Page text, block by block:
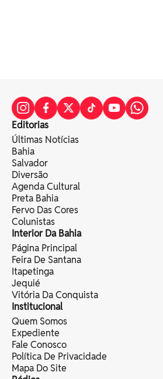
Editorias
Últimas Notícias
Bahia
Salvador
Diversão
Agenda Cultural
Preta Bahia
Fervo Das Cores
Colunistas
Interior Da Bahia
Página Principal
Feira De Santana
Itapetinga
Jequié
Vitória Da Conquista
Institucional
Quem Somos
Expediente
Fale Conosco
Política De Privacidade
Mapa Do Site